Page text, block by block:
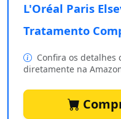
L'Oréal Paris
Tratamento
Confira os detalhes
diretamente na